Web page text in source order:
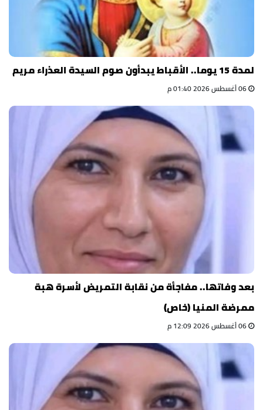
لمدة 15 يوما.. الأقباط يبدأون صوم السيدة العذراء مريم
بعد وفاتها.. مفاجأة من نقابة التمريض لأسرة هبة
ممرضة المنيا (خاص)